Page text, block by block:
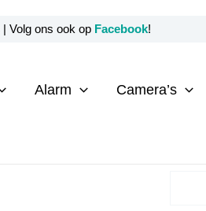
| Volg ons ook op Facebook!
Alarm
Camera’s